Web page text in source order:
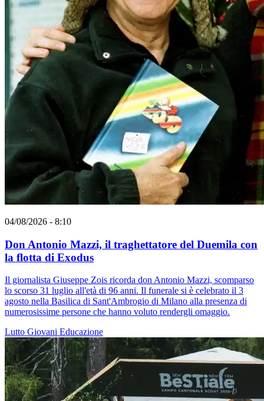
04/08/2026 - 8:10
Don Antonio Mazzi, il traghettatore del Duemila con
la flotta di Exodus
Il giornalista Giuseppe Zois ricorda don Antonio Mazzi, scomparso
lo scorso 31 luglio all'età di 96 anni. Il funerale si è celebrato il 3
agosto nella Basilica di Sant'Ambrogio di Milano alla presenza di
numerosissime persone che hanno voluto rendergli omaggio.
Lutto Giovani Educazione